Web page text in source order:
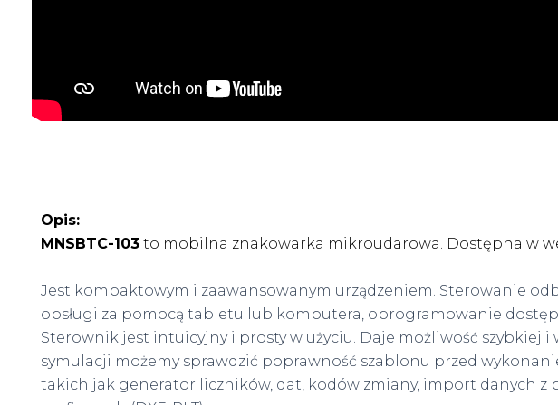
Opis:
MNSBTC-103to mobilna znakowarka mikroudarowa. Dostępna w
Jest kompaktowym i zaawansowanym urządzeniem. Sterowanie
obsługi za pomocą tabletu lub komputera, oprogramowanie
Sterownik jest intuicyjny i prosty w użyciu. Daje możliwość
symulacji możemy sprawdzić poprawność szablonu przed
takich jak generator liczników, dat, kodów zmiany, import danych z